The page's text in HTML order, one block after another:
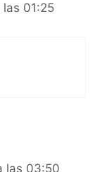
01:25
las 03:50